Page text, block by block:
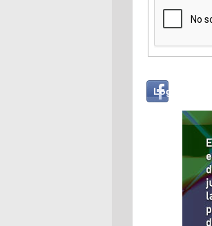
Log in with...